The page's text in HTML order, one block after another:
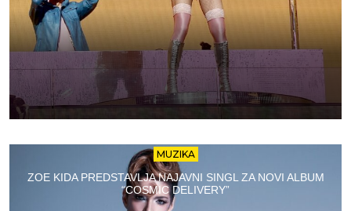
MUZIKA
ZOE KIDA PREDSTAVLJA NAJAVNI SINGL ZA NOVI ALBUM
“COSMIC DELIVERY”